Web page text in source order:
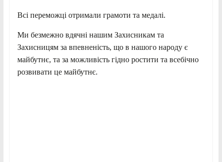
Всі переможці отримали грамоти та медалі.
Ми безмежно вдячні нашим Захисникам та
Захисницям за впевненість, що в нашого народу є
майбутнє, та за можливість гідно ростити та всебічно
розвивати це майбутнє.